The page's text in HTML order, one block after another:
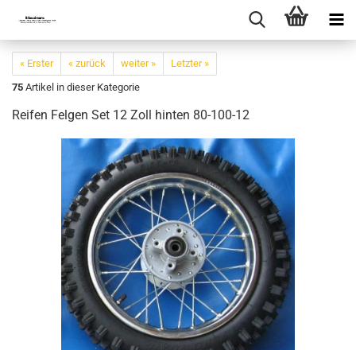
« Erster « zurück weiter »
Letzter »
75 Artikel in dieser Kategorie
Reifen Felgen Set 12 Zoll hinten 80-100-12